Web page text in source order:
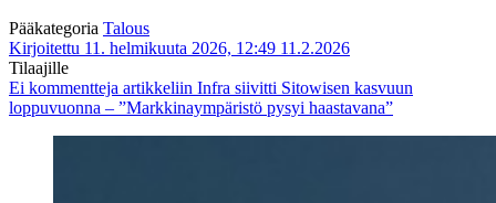
Pääkategoria Talous
Kirjoitettu 11. helmikuuta 2026, 12:49 11.2.2026
Tilaajille
Ei kommentteja artikkeliin Infra siivitti Sitowisen kasvuun
loppuvuonna – ”Markkinaympäristö pysyi haastavana”